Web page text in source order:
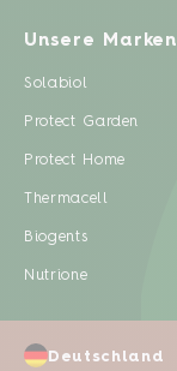
Unsere Marken
Solabiol
Protect Garden
Protect Home
Thermacell
Biogents
Nutrione
Deutschland